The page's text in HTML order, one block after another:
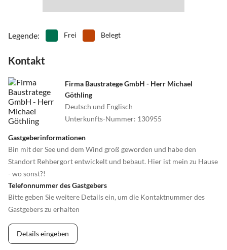
Legende: Frei Belegt
Kontakt
Firma Baustratege GmbH - Herr Michael
Göthling
Deutsch und Englisch
Unterkunfts-Nummer: 130955
Gastgeberinformationen
Bin mit der See und dem Wind groß geworden und habe den
Standort Rehbergort entwickelt und bebaut. Hier ist mein zu Hause
- wo sonst?!
Telefonnummer des Gastgebers
Bitte geben Sie weitere Details ein, um die Kontaktnummer des
Gastgebers zu erhalten
Details eingeben